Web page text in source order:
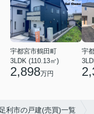
宇都宮市鶴田町
3LDK (110.13㎡)
2,898万円
宇
利市の戸建(売買)一覧